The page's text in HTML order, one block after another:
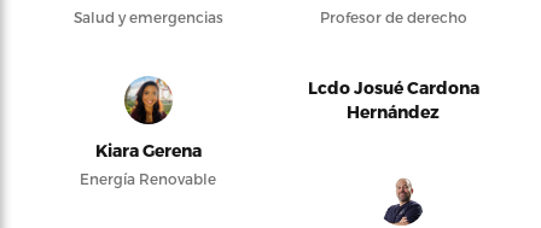
Salud y emergencias Profesor de derecho
Kiara Gerena
Energía Renovable
Lcdo Josué Cardona
Hernández